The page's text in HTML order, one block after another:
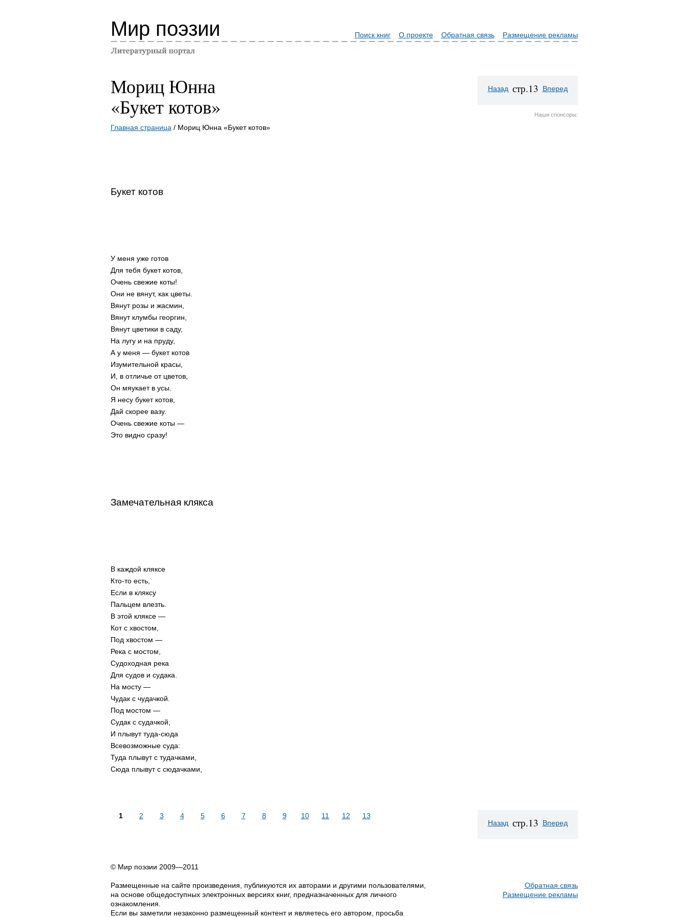
Мир поэзии Поиск книг О проекте Обратная связь Размещение рекламы
Мориц Юнна
«Букет котов»
Главная страница / Мориц Юнна «Букет котов»
Букет котов
У меня уже готов
Для тебя букет котов,
Очень свежие коты!
Они не вянут, как цветы.
Вянут розы и жасмин,
Вянут клумбы георгин,
Вянут цветики в саду,
На лугу и на пруду,
А у меня — букет котов
Изумительной красы,
И, в отличье от цветов,
Он мяукает в усы.
Я несу букет котов,
Дай скорее вазу.
Очень свежие коты —
Это видно сразу!
Замечательная клякса
В каждой кляксе
Кто-то есть,
Если в кляксу
Пальцем влезть.
В этой кляксе —
Кот с хвостом,
Под хвостом —
Река с мостом,
Судоходная река
Для судов и судака.
На мосту —
Чудак с чудачкой.
Под мостом —
Судак с судачкой,
И плывут туда-сюда
Всевозможные суда:
Туда плывут с тудачками,
Сюда плывут с сюдачками,
Назад стр.13 Вперед
Наши спонсоры:
1 2 3 4 5 6 7 8 9 10 11 12
13
Назад стр.13 Вперед
© Мир поэзии 2009—2011
Размещенные на сайте произведения, публикуются их авторами и другими пользователями,
на основе общедоступных электронных версиях книг, предназначенных для личного
ознакомления.
Если вы заметили незаконно размещенный контент и являетесь его автором, просьба
Обратная связь
Размещение рекламы